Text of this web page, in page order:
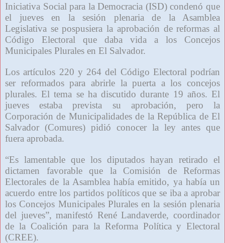
Iniciativa Social para la Democracia (ISD) condenó que
el jueves en la sesión plenaria de la Asamblea
Legislativa se pospusiera la aprobación de reformas al
Código Electoral que daba vida a los Concejos
Municipales Plurales en El Salvador.
Los artículos 220 y 264 del Código Electoral podrían
ser reformados para abrirle la puerta a los concejos
plurales. El tema se ha discutido durante 19 años. El
jueves estaba prevista su aprobación, pero la
Corporación de Municipalidades de la República de El
Salvador (Comures) pidió conocer la ley antes que
fuera aprobada.
“Es lamentable que los diputados hayan retirado el
dictamen favorable que la Comisión de Reformas
Electorales de la Asamblea había emitido, ya había un
acuerdo entre los partidos políticos que se iba a aprobar
los Concejos Municipales Plurales en la sesión plenaria
del jueves”, manifestó René Landaverde, coordinador
de la Coalición para la Reforma Política y Electoral
(CREE).